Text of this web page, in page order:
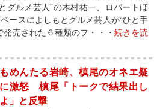
グルメ芸人”の木村祐一、ロバートほ
ースによしもとグルメ芸人が“ひと手
売された６種類のフ・・・ 続きを読
めんたる岩崎、槙尾のオネエ疑
激怒 槙尾「トークで結果出し
」と反撃